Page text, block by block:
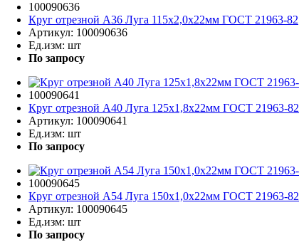
100090636
Круг отрезной A36 Луга 115х2,0х22мм ГОСТ 21963-82
Артикул: 100090636
Ед.изм: шт
По запросу
100090641
Круг отрезной A40 Луга 125х1,8х22мм ГОСТ 21963-82
Артикул: 100090641
Ед.изм: шт
По запросу
100090645
Круг отрезной A54 Луга 150х1,0х22мм ГОСТ 21963-82
Артикул: 100090645
Ед.изм: шт
По запросу